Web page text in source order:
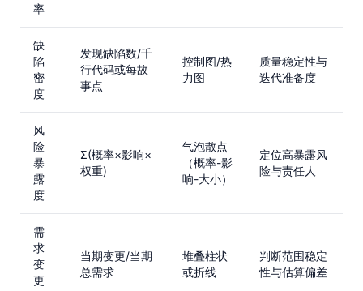
率
缺
陷
密
度
发现缺陷数/千
行代码或每故
事点
控制图/热
力图
质量稳定性与
迭代准备度
风
险
暴
露
度
Σ(概率×影响×
权重)
气泡散点
（概率-影
响-大小）
定位高暴露风
险与责任人
需
求
变
更
当期变更/当期
总需求
堆叠柱状
或折线
判断范围稳定
性与估算偏差